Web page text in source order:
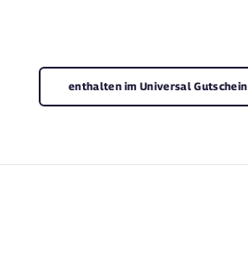
enthalten im Universal Gutschein